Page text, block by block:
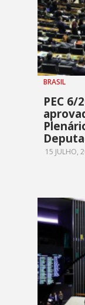
BRASIL
PEC
15 JULHO,